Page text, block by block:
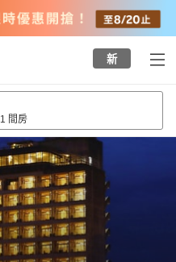
新
1 間房